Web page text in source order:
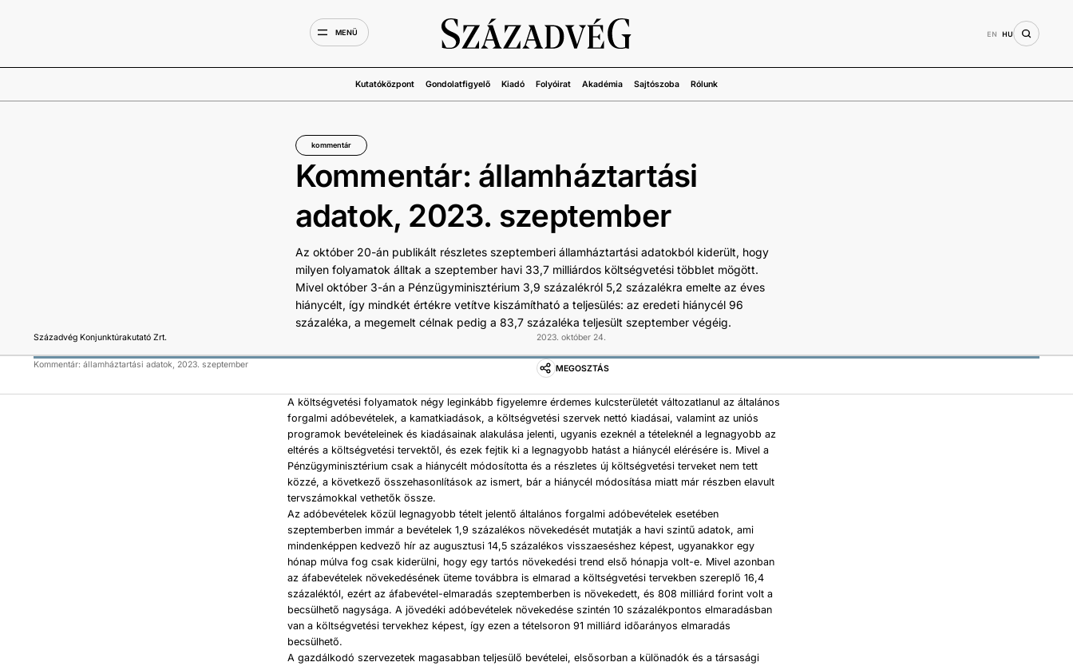
MENÜ EN HU
Kutatóközpont Gondolatfigyelő Kiadó Folyóirat Akadémia Sajtószoba Rólunk
kommentár
Kommentár: államháztartási
adatok, 2023. szeptember
Az október 20-án publikált részletes szeptemberi államháztartási adatokból kiderült, hogy
milyen folyamatok álltak a szeptember havi 33,7 milliárdos költségvetési többlet mögött.
Mivel október 3-án a Pénzügyminisztérium 3,9 százalékról 5,2 százalékra emelte az éves
hiánycélt, így mindkét értékre vetítve kiszámítható a teljesülés: az eredeti hiánycél 96
százaléka, a megemelt célnak pedig a 83,7 százaléka teljesült szeptember végéig.
Századvég Konjunktúrakutató Zrt. 2023. október 24.
Kommentár: államháztartási adatok, 2023. szeptember MEGOSZTÁS
A költségvetési folyamatok négy leginkább figyelemre érdemes kulcsterületét változatlanul az általános
forgalmi adóbevételek, a kamatkiadások, a költségvetési szervek nettó kiadásai, valamint az uniós
programok bevételeinek és kiadásainak alakulása jelenti, ugyanis ezeknél a tételeknél a legnagyobb az
eltérés a költségvetési tervektől, és ezek fejtik ki a legnagyobb hatást a hiánycél elérésére is. Mivel a
Pénzügyminisztérium csak a hiánycélt módosította és a részletes új költségvetési terveket nem tett
közzé, a következő összehasonlítások az ismert, bár a hiánycél módosítása miatt már részben elavult
tervszámokkal vethetők össze.
Az adóbevételek közül legnagyobb tételt jelentő általános forgalmi adóbevételek esetében
szeptemberben immár a bevételek 1,9 százalékos növekedését mutatják a havi szintű adatok, ami
mindenképpen kedvező hír az augusztusi 14,5 százalékos visszaeséshez képest, ugyanakkor egy
hónap múlva fog csak kiderülni, hogy egy tartós növekedési trend első hónapja volt-e. Mivel azonban
az áfabevételek növekedésének üteme továbbra is elmarad a költségvetési tervekben szereplő 16,4
százaléktól, ezért az áfabevétel-elmaradás szeptemberben is növekedett, és 808 milliárd forint volt a
becsülhető nagysága. A jövedéki adóbevételek növekedése szintén 10 százalékpontos elmaradásban
van a költségvetési tervekhez képest, így ezen a tételsoron 91 milliárd időarányos elmaradás
becsülhető.
A gazdálkodó szervezetek magasabban teljesülő bevételei, elsősorban a különadók és a társasági